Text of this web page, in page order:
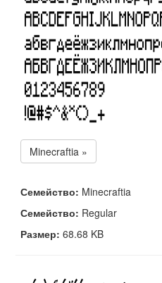
Minecraftia »
Семейство: Minecraftia
Семейство: Regular
Размер: 68.68 KB